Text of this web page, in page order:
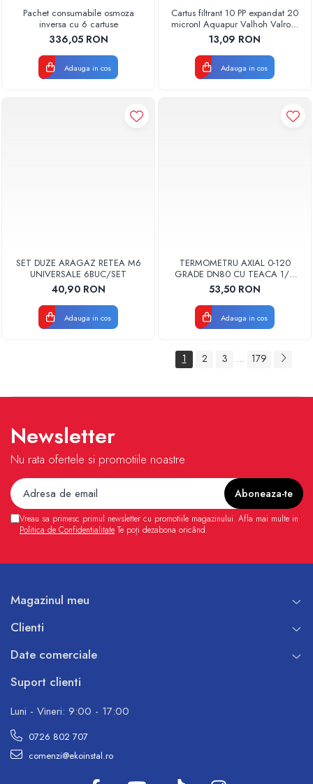
Pachet consumabile osmoza
inversa cu 6 cartuse
336,05 RON
Adauga in cos
Cartus filtrant 10 PP expandat 20
micronI Aquapur Valhoh Valrom
AQUA07000110020
13,09 RON
Adauga in cos
SET DUZE ARAGAZ RETEA M6
UNIVERSALE 6BUC/SET
40,90 RON
Adauga in cos
TERMOMETRU AXIAL 0-120
GRADE DN80 CU TEACA 1/2
TB80-100 FIMET
53,50 RON
Adauga in cos
1 2 3 ... 179
Newsletter
Nu rata ofertele si promotiile noastre
Vreau sa primesc primul newsletter cu promotiile magazinului. Afla mai multe in
Politica de Confidentialitate Te poți dezabona oricând.
Magazinul meu
Clienti
Date comerciale
Suport clienti
Luni - Vineri: 9:00 - 17:00
0726 802 707
comenzi@ekoinstal.ro